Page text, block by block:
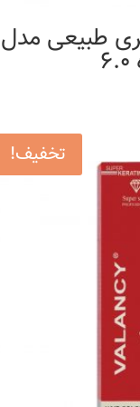
طبیعی مدل
تخفیف!